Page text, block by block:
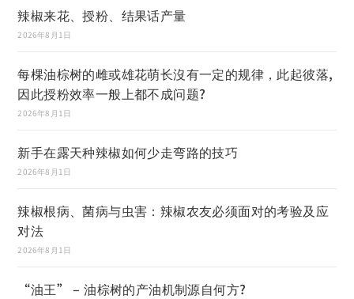
辣椒来花、授粉、结果话产量
2026年8月1日
每棵油棕树的雌或雄花萌长沒有一定的规律，此起彼落,
因此授粉效率一般上都不成问题?
2026年8月1日
新手在露天种辣椒如何少走弯路的技巧
2026年8月1日
辣椒根病、菌病与虫害：辣椒农友必须面对的考验及应
对法
2026年8月1日
“油王” – 油棕树的产油机制源自何方?